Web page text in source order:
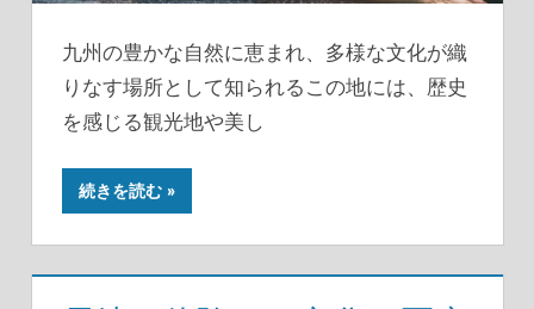
九州の豊かな自然に恵まれ、多様な文化が織
りなす場所として知られるこの地には、歴史
を感じる観光地や美し
続きを読む